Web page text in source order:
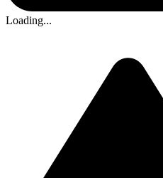
Loading...